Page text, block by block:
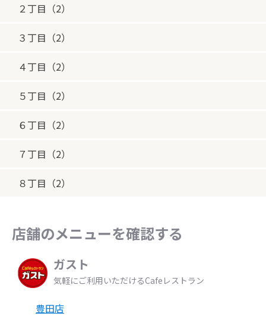
２丁目（2）
３丁目（2）
４丁目（2）
５丁目（2）
６丁目（2）
７丁目（2）
８丁目（2）
店舗のメニューを確認する
ガスト
気軽にご利用いただけるCafeレストラン
豊田店